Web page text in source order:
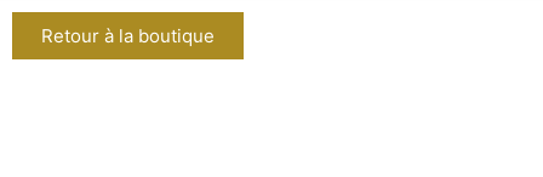
Retour à la boutique